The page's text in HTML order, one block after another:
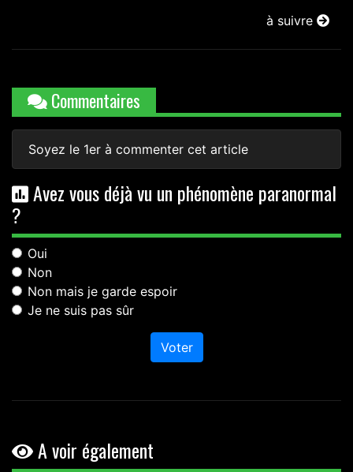
à suivre
Commentaires
Soyez le 1er à commenter cet article
Avez vous déjà vu un phénomène paranormal
?
Oui
Non
Non mais je garde espoir
Je ne suis pas sûr
Voter
A voir également